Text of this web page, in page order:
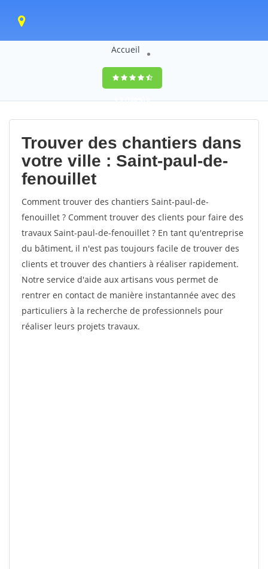
Accueil
9,5(100%)0
votes
Trouver des chantiers dans
votre ville : Saint-paul-de-
fenouillet
Comment trouver des chantiers Saint-paul-de-
fenouillet ? Comment trouver des clients pour faire des
travaux Saint-paul-de-fenouillet ? En tant qu'entreprise
du bâtiment, il n'est pas toujours facile de trouver des
clients et trouver des chantiers à réaliser rapidement.
Notre service d'aide aux artisans vous permet de
rentrer en contact de manière instantannée avec des
particuliers à la recherche de professionnels pour
réaliser leurs projets travaux.